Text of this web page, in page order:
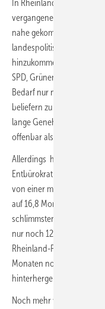
In Rheinland-Pfalz, wo
vergangenen Jahrzehnts
nahe gekommen war,
landespolitischen Zielen
hinzukommen. Das hatte
SPD, Grünen und FDP
Bedarf nur noch mit Strom
beliefern zu können.
lange
offenbar als Gründe dafür
Allerdings haben sich die
von einer maximalen
auf 16,8 Monate reduziert.
schlimmsten und besten
nur noch 12,4 Monate,
Rheinland-Pfalz
Monaten noch nicht so
hinterhergekommen.
Noch mehr wirkt